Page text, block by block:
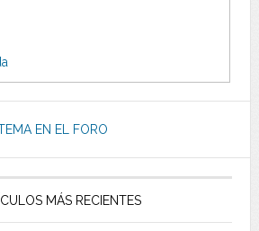
EN EL FORO
MÁS RECIENTES